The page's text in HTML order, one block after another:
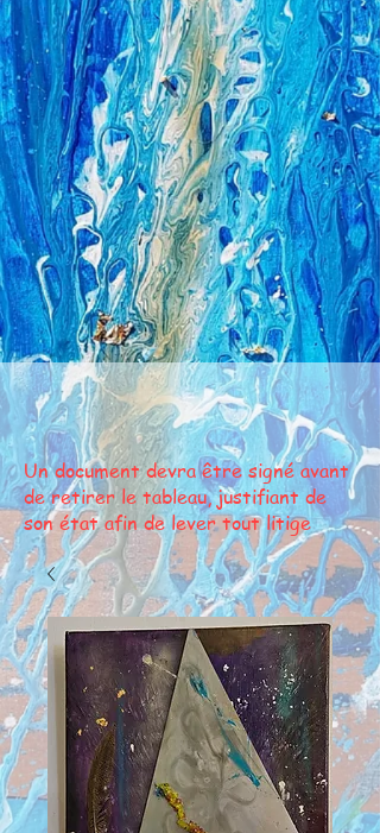
Un document devra être signé avant
de retirer le tableau, justifiant de
son état afin de lever tout litige